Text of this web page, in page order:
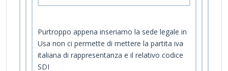
Purtroppo appena inseriamo la sede legale in
Usa non ci permette di mettere la partita iva
italiana di rappresentanza e il relativo codice
SDI